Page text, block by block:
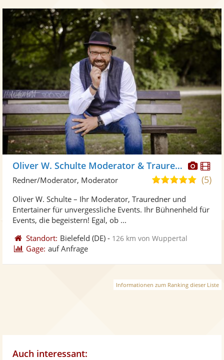
Oliver W. Schulte Moderator & Trauredner
5,0
5
(5)
Redner/Moderator, Moderator
Oliver W. Schulte – Ihr Moderator, Trauredner und
Entertainer für unvergessliche Events. Ihr Bühnenheld für
Events, die begeistern! Egal, ob ...
Standort: Bielefeld (DE) - 126 km von Wuppertal
Gage: auf Anfrage
Informationen zum Ranking dieser Liste
Auch interessant: